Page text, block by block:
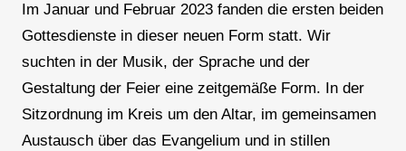
Im Januar und Februar 2023 fanden die ersten beiden
Gottesdienste in dieser neuen Form statt. Wir
suchten in der Musik, der Sprache und der
Gestaltung der Feier eine zeitgemäße Form. In der
Sitzordnung im Kreis um den Altar, im gemeinsamen
Austausch über das Evangelium und in stillen